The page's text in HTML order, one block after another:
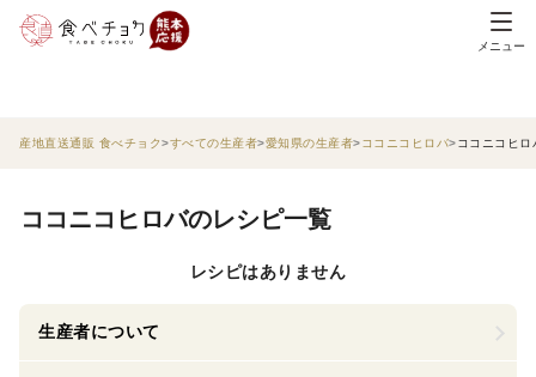
メニュー
産地直送通販 食べチョク すべての生産者 愛知県の生産者 ココニコヒロバ ココニコヒ
ココニコヒロバのレシピ一覧
レシピはありません
生産者について